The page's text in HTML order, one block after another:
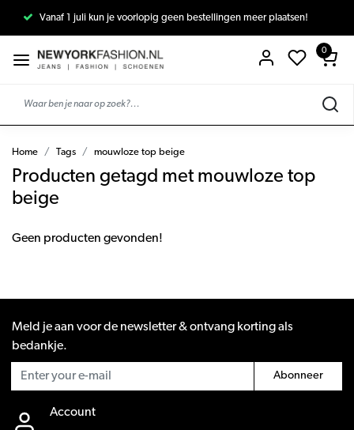
Vanaf 1 juli kun je voorlopig geen bestellingen meer plaatsen!
0
Home Tags mouwloze top beige
Producten getagd met mouwloze top
beige
Geen producten gevonden!
Meld je aan voor de newsletter & ontvang korting als
bedankje.
Abonneer
Account